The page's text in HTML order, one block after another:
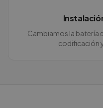
Cambiamos la batería
codificación